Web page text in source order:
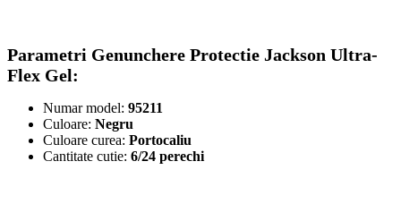
Parametri Genunchere Protectie Jackson Ultra-
Flex Gel:
Numar model: 95211
Culoare: Negru
Culoare curea: Portocaliu
Cantitate cutie: 6/24 perechi